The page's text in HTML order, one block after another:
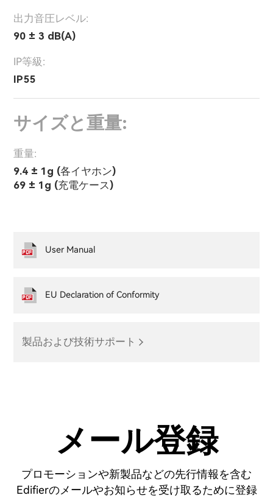
出力音圧レベル:
90 ± 3 dB(A)
IP等級:
IP55
サイズと重量:
重量:
9.4 ± 1g (各イヤホン)
69 ± 1g (充電ケース)
製品および技術サポート
User Manual
EU Declaration of Conformity
メール登録
プロモーションや新製品などの先行情報を含む
Edifierのメールやお知らせを受け取るために登録